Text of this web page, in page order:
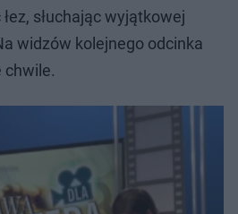
słuchając wyjątkowej
widzów kolejnego odcinka
chwile.